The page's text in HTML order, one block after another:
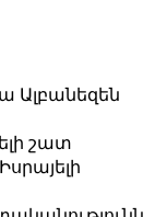
Ալբանեզեն
շատ